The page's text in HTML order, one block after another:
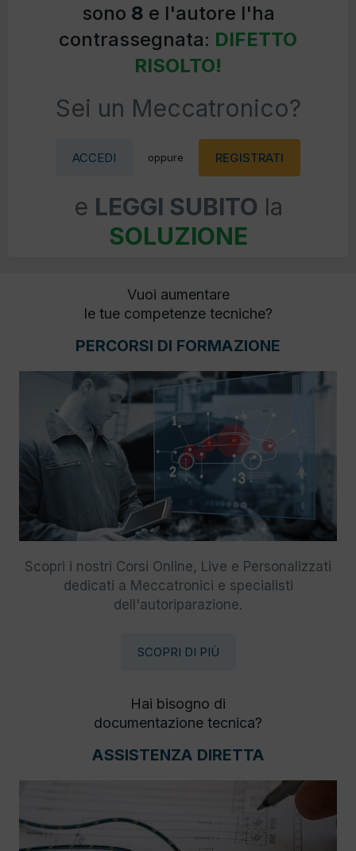
sono 8 e l'autore l'ha
contrassegnata: DIFETTO
RISOLTO!
Sei un Meccatronico?
ACCEDI oppure REGISTRATI
e LEGGI SUBITO la
SOLUZIONE
Vuoi aumentare
le tue competenze tecniche?
PERCORSI DI FORMAZIONE
Scopri i nostri Corsi Online, Live e Personalizzati
dedicati a Meccatronici e specialisti
dell'autoriparazione.
SCOPRI DI PIÙ
Hai bisogno di
documentazione tecnica?
ASSISTENZA DIRETTA